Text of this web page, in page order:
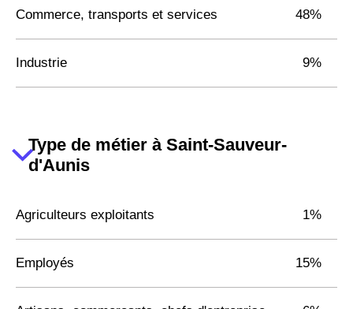
Commerce, transports et services 48%
Industrie 9%
Type de métier à Saint-Sauveur-
d'Aunis
Agriculteurs exploitants 1%
Employés 15%